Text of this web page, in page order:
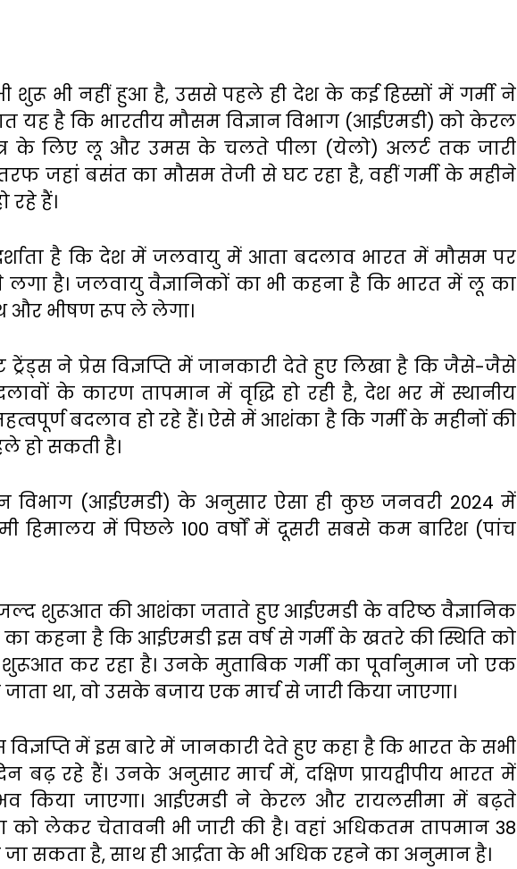
शुरू भी नहीं हुआ है, उससे पहले ही देश के कई हिस्सों में गर्मी ने
यह है कि भारतीय मौसम विज्ञान विभाग (आईएमडी) को केरल
के लिए लू और उमस के चलते पीला (येलो) अलर्ट तक जारी
जहां बसंत का मौसम तेजी से घट रहा है, वहीं गर्मी के महीने
हैं।
है कि देश में जलवायु में आता बदलाव भारत में मौसम पर
है। जलवायु वैज्ञानिकों का भी कहना है कि भारत में लू का
और भीषण रूप ले लेगा।
ने प्रेस विज्ञप्ति में जानकारी देते हुए लिखा है कि जैसे-जैसे
के कारण तापमान में वृद्धि हो रही है, देश भर में स्थानीय
बदलाव हो रहे हैं। ऐसे में आशंका है कि गर्मी के महीनों की
हो सकती है।
विभाग (आईएमडी) के अनुसार ऐसा ही कुछ जनवरी 2024 में
हिमालय में पिछले 100 वर्षों में दूसरी सबसे कम बारिश (पांच
जल्द शुरूआत की आशंका जताते हुए आईएमडी के वरिष्ठ वैज्ञानिक
कहना है कि आईएमडी इस वर्ष से गर्मी के खतरे की स्थिति को
कर रहा है। उनके मुताबिक गर्मी का पूर्वानुमान जो एक
था, वो उसके बजाय एक मार्च से जारी किया जाएगा।
विज्ञप्ति में इस बारे में जानकारी देते हुए कहा है कि भारत के सभी
बढ़ रहे हैं। उनके अनुसार मार्च में, दक्षिण प्रायद्वीपीय भारत में
किया जाएगा। आईएमडी ने केरल और रायलसीमा में बढ़ते
को लेकर चेतावनी भी जारी की है। वहां अधिकतम तापमान 38
सकता है, साथ ही आर्द्रता के भी अधिक रहने का अनुमान है।